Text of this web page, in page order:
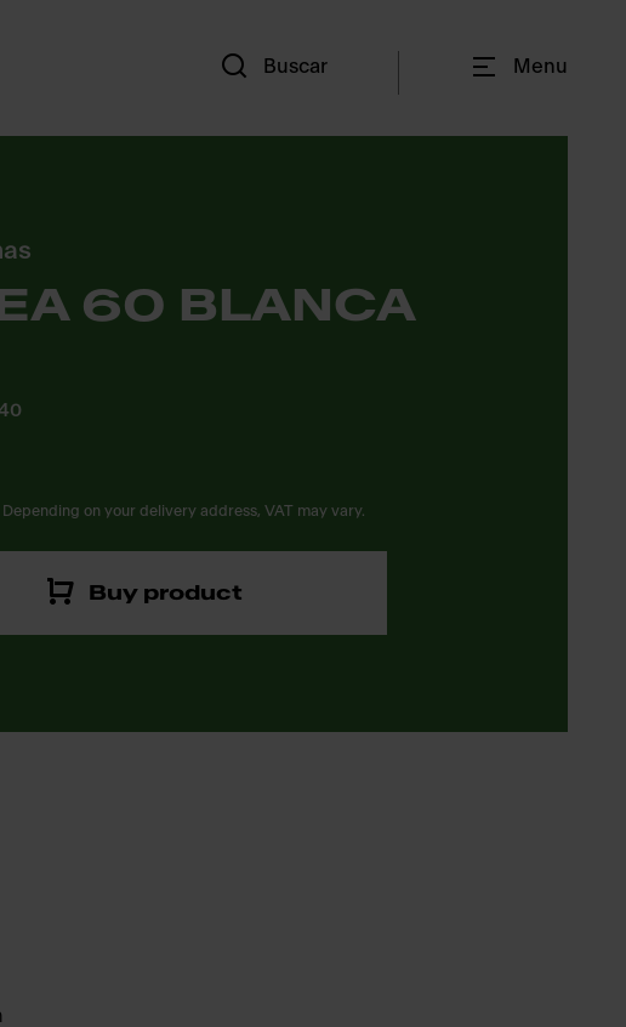
Buscar Menu
60 BLANCA
on your delivery address, VAT may vary.
Buy product